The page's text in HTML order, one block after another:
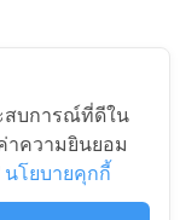
รฐาน
3ช่องเสียบ
ไฟยาว5เมตร สี
นไลน์
สบการณ์ที่ดีใน
าความยินยอม
นโยบายคุกกี้